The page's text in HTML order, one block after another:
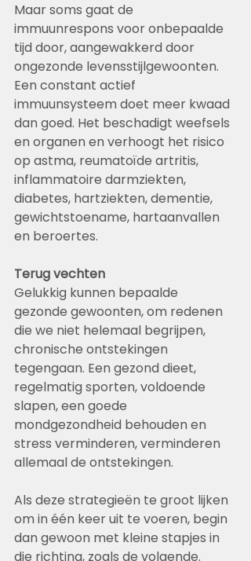
Maar soms gaat de
immuunrespons voor onbepaalde
tijd door, aangewakkerd door
ongezonde levensstijlgewoonten.
Een constant actief
immuunsysteem doet meer kwaad
dan goed. Het beschadigt weefsels
en organen en verhoogt het risico
op astma, reumatoïde artritis,
inflammatoire darmziekten,
diabetes, hartziekten, dementie,
gewichtstoename, hartaanvallen
en beroertes.
Terug vechten
Gelukkig kunnen bepaalde
gezonde gewoonten, om redenen
die we niet helemaal begrijpen,
chronische ontstekingen
tegengaan. Een gezond dieet,
regelmatig sporten, voldoende
slapen, een goede
mondgezondheid behouden en
stress verminderen, verminderen
allemaal de ontstekingen.
Als deze strategieën te groot lijken
om in één keer uit te voeren, begin
dan gewoon met kleine stapjes in
die richting, zoals de volgende.